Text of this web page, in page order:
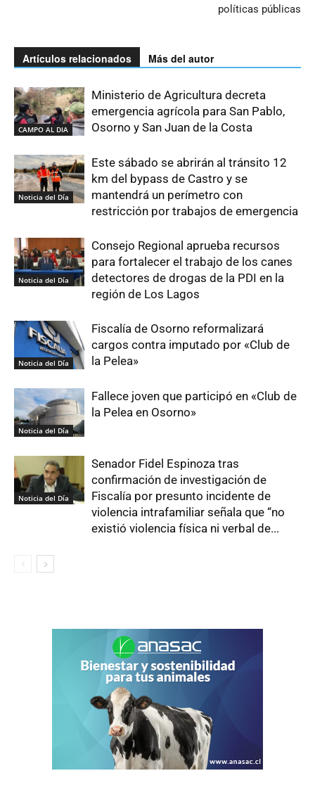
políticas públicas
Artículos relacionados Más del autor
CAMPO AL DIA
Ministerio de Agricultura decreta
emergencia agrícola para San Pablo,
Osorno y San Juan de la Costa
Noticia del Día
Este sábado se abrirán al tránsito 12
km del bypass de Castro y se
mantendrá un perímetro con
restricción por trabajos de emergencia
Noticia del Día
Consejo Regional aprueba recursos
para fortalecer el trabajo de los canes
detectores de drogas de la PDI en la
región de Los Lagos
Noticia del Día
Fiscalía de Osorno reformalizará
cargos contra imputado por «Club de
la Pelea»
Noticia del Día
Fallece joven que participó en «Club de
la Pelea en Osorno»
Noticia del Día
Senador Fidel Espinoza tras
confirmación de investigación de
Fiscalía por presunto incidente de
violencia intrafamiliar señala que “no
existió violencia física ni verbal de...